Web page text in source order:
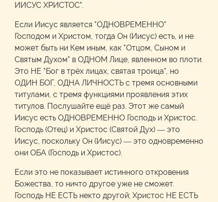
ИИСУС ХРИСТОС".
Если Иисус является "ОДНОВРЕМЕННО"
Господом и Христом, тогда Он (Иисус) есть, и не
может быть ни Кем иным, как "Отцом, Сыном и
Святым Духом" в ОДНОМ Лице, явленном во плоти.
Это НЕ "Бог в трёх лицах, святая троица", но
ОДИН БОГ, ОДНА ЛИЧНОСТЬ с тремя основными
титулами, с тремя функциями проявления этих
титулов. Послушайте ещё раз. Этот же самый
Иисус есть ОДНОВРЕМЕННО Господь и Христос.
Господь (Отец) и Христос (Святой Дух) — это
Иисус, поскольку Он (Иисус) — это одновременно
они ОБА (Господь и Христос).
Если это не показывает истинного откровения
Божества, то ничто другое уже не сможет.
Господь НЕ ЕСТЬ некто другой; Христос НЕ ЕСТЬ